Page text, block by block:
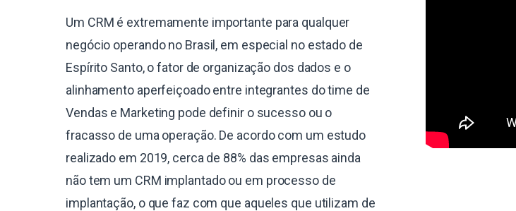
Um CRM é extremamente importante para qualquer
negócio operando no Brasil, em especial no estado de
Espírito Santo, o fator de organização dos dados e o
alinhamento aperfeiçoado entre integrantes do time de
Vendas e Marketing pode definir o sucesso ou o
fracasso de uma operação. De acordo com um estudo
realizado em 2019, cerca de 88% das empresas ainda
não tem um CRM implantado ou em processo de
implantação, o que faz com que aqueles que utilizam de